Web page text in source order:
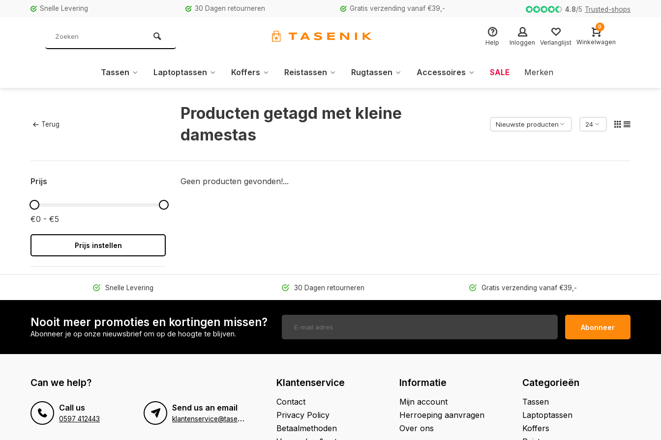
Snelle Levering 30 Dagen retourneren Gratis verzending vanaf €39,- 4.8/5 Trusted-shops
Help Inloggen Verlanglijst
0
Winkelwagen
Tassen Laptoptassen Koffers Reistassen Rugtassen Accessoires SALE Merken
Terug
Producten getagd met kleine
damestas
Prijs
€0 - €5
Prijs instellen
Geen producten gevonden!...
Snelle Levering 30 Dagen retourneren Gratis verzending vanaf €39,-
Nooit meer promoties en kortingen missen?
Abonneer je op onze nieuwsbrief om op de hoogte te blijven.
Abonneer
Can we help?
Call us
0597 412443
Send us an email
k
lantenservice@tasenik.nl
Klantenservice
Contact
Privacy Policy
Betaalmethoden
Informatie
Mijn account
Herroeping aanvragen
Over ons
Categorieën
Tassen
Laptoptassen
Koffers